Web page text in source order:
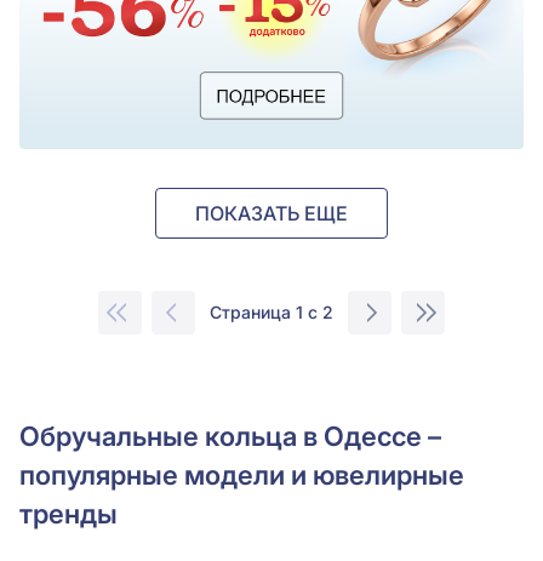
ПОКАЗАТЬ ЕЩЕ
Страница 1 с 2
Обручальные кольца в Одессе –
популярные модели и ювелирные
тренды